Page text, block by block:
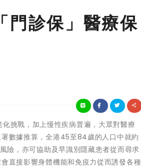
門診保」醫療保
挑戰，加上慢性疾病普遍，大眾對醫療
數據推算，全港45至84歲的人口中就約
險，亦可協助及早識別隱藏患者從而尋求
直接影響身體機能和免疫力從而誘發各種